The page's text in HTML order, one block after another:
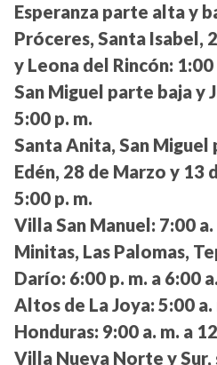
Esperanza parte alta y
Próceres, Santa Isabel,
y Leona del Rincón: 1:00
San Miguel parte baja y
5:00 p. m.
Santa Anita, San Miguel
Edén, 28 de Marzo y 13
5:00 p. m.
Villa San Manuel: 7:00 a.
Minitas, Las Palomas,
Darío: 6:00 p. m. a 6:00
Altos de La Joya: 5:00 a.
Honduras: 9:00 a. m. a
Villa Nueva Norte y Sur,